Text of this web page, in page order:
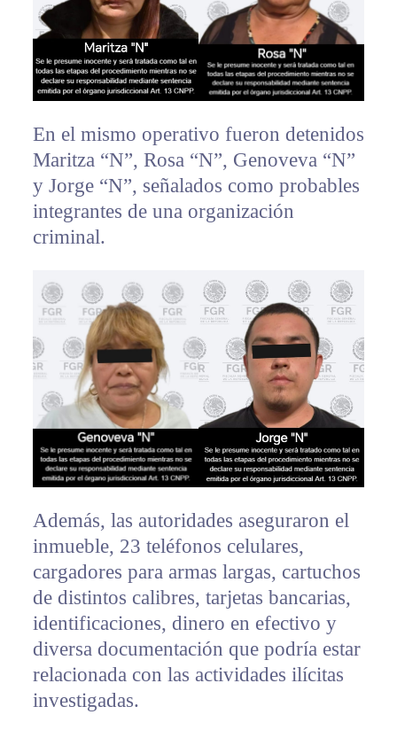
En el mismo operativo fueron detenidos
Maritza “N”, Rosa “N”, Genoveva “N”
y Jorge “N”, señalados como probables
integrantes de una organización
criminal.
Además, las autoridades aseguraron el
inmueble, 23 teléfonos celulares,
cargadores para armas largas, cartuchos
de distintos calibres, tarjetas bancarias,
identificaciones, dinero en efectivo y
diversa documentación que podría estar
relacionada con las actividades ilícitas
investigadas.